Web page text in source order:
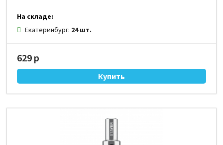
На складе:
Екатеринбург: 24 шт.
629 р